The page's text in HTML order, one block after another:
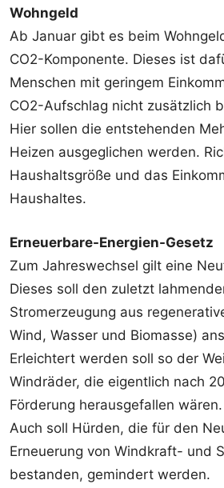
Wohngeld
Ab Januar gibt es beim
CO2-Komponente. Dieses ist
Menschen mit geringem
CO2-Aufschlag nicht zusätzlich
Hier sollen die entstehenden
Heizen ausgeglichen werden.
Haushaltsgröße und das
Haushaltes.
Erneuerbare-Energien-Gesetz
Zum Jahreswechsel gilt eine
Dieses soll den zuletzt
Stromerzeugung aus
Wind, Wasser und Biomasse)
Erleichtert werden soll so der
Windräder, die eigentlich nach
Förderung herausgefallen wären.
Auch soll Hürden, die für den
Erneuerung von Windkraft- und
bestanden, gemindert werden.